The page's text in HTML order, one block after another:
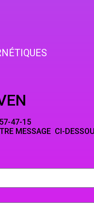
82-
CI-